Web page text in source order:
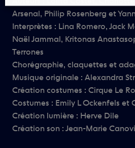
Arsenal, Philip Rosenberg et
Interprètes : Lina Romero, Jack
Naël Jammal, Kritonas
Terrones
Chorégraphie, claquettes et
Musique originale : Alexandra
Création costumes : Cirque Le
Costumes : Emily L Ockenfels et
Création lumière : Herve Dile
Création son : Jean-Marie